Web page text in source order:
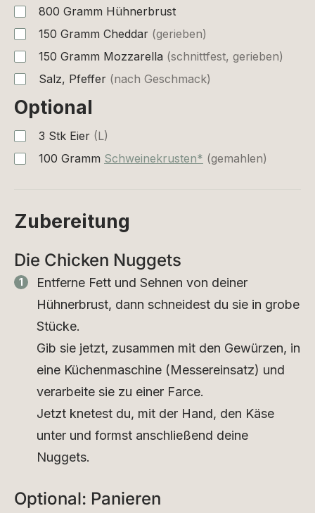
800 Gramm Hühnerbrust
150 Gramm Cheddar (gerieben)
150 Gramm Mozzarella (schnittfest, gerieben)
Salz, Pfeffer (nach Geschmack)
Optional
3 Stk Eier (L)
100 Gramm Schweinekrusten* (gemahlen)
Zubereitung
Die Chicken Nuggets
Entferne Fett und Sehnen von deiner
Hühnerbrust, dann schneidest du sie in grobe
Stücke.
Gib sie jetzt, zusammen mit den Gewürzen, in
eine Küchenmaschine (Messereinsatz) und
verarbeite sie zu einer Farce.
Jetzt knetest du, mit der Hand, den Käse
unter und formst anschließend deine
Nuggets.
Optional: Panieren